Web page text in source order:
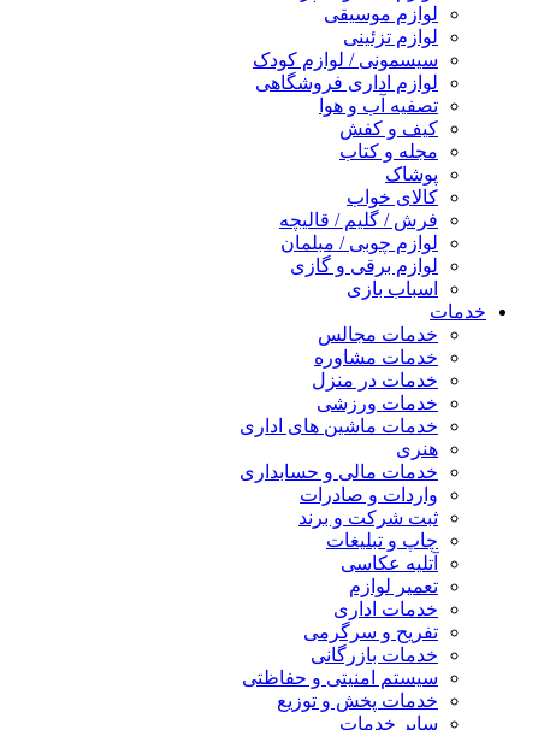
لوازم موسیقی
لوازم تزئینی
سیسمونی / لوازم کودک
لوازم اداری فروشگاهی
تصفیه آب و هوا
کیف و کفش
مجله و کتاب
پوشاک
کالای خواب
فرش / گلیم / قالیچه
لوازم چوبی / مبلمان
لوازم برقی و گازی
اسباب بازی
خدمات
خدمات مجالس
خدمات مشاوره
خدمات در منزل
خدمات ورزشی
خدمات ماشین های اداری
هنری
خدمات مالی و حسابداری
واردات و صادرات
ثبت شرکت و برند
چاپ و تبلیغات
آتلیه عکاسی
تعمیر لوازم
خدمات اداری
تفریح و سرگرمی
خدمات بازرگانی
سیستم امنیتی و حفاظتی
خدمات پخش و توزیع
سایر خدمات